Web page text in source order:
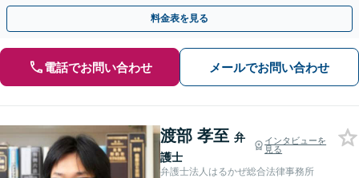
クも承ります。【時間外・Web相談も可】
料金表を見る
電話でお問い合わせ メールでお問い合わせ
渡部 孝至 弁
護士
インタビューを
見る
弁護士法人はるかぜ総合法律事務所